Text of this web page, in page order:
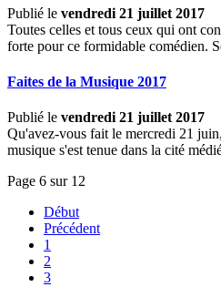
Publié le vendredi 21 juillet 2017
Toutes celles et tous ceux qui ont
forte pour ce formidable comédien.
Faites de la Musique 2017
Publié le vendredi 21 juillet 2017
Qu'avez-vous fait le mercredi 21
musique s'est tenue dans la cité
Page 6 sur 12
Début
Précédent
1
2
3